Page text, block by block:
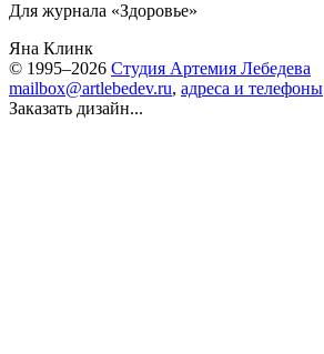
Для журнала «Здоровье»
Яна Клинк
© 1995–2026 Студия Артемия Лебедева
mailbox@artlebedev.ru, адреса и телефоны
Заказать дизайн...